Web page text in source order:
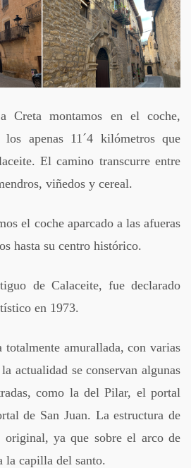
Creta montamos en el coche,
los apenas 11´4 kilómetros que
El camino transcurre entre
viñedos y cereal.
el coche aparcado a las afueras
hasta su centro histórico.
de Calaceite, fue declarado
en 1973.
amurallada, con varias
actualidad se conservan algunas
como la del Pilar, el portal
de San Juan. La estructura de
original, ya que sobre el arco de
la capilla del santo.